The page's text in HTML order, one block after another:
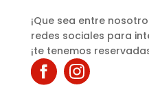
¡Que sea entre
redes sociales para
¡te tenemos